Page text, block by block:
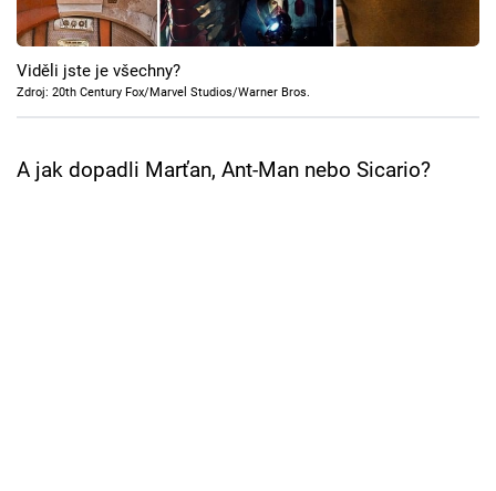
Pořady
TV Program
Viděli jste je všechny?
Zdroj: 20th Century Fox/Marvel Studios/Warner Bros.
A jak dopadli Marťan, Ant-Man nebo Sicario?